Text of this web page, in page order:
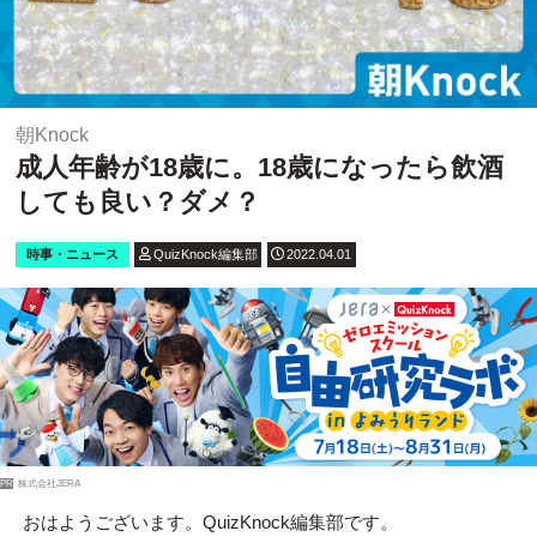
朝Knock
成人年齢が18歳に。18歳になったら飲酒
しても良い？ダメ？
時事・ニュース QuizKnock編集部 2022.04.01
PR 株式会社JERA
おはようございます。QuizKnock編集部です。